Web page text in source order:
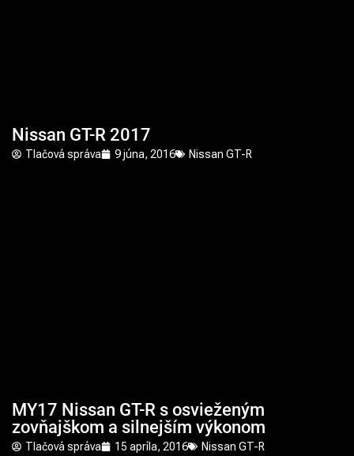
Nissan GT-R 2017
Tlačová správa 9 júna, 2016 Nissan GT-R
MY17 Nissan GT-R s osvieženým
zovňajškom a silnejším výkonom
Tlačová správa 15 apríla, 2016 Nissan GT-R